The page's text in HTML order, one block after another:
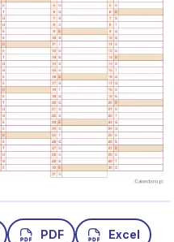
PDF Excel